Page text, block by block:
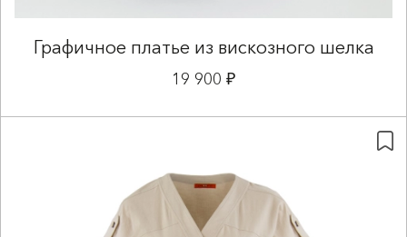
Графичное платье из вискозного шелка
19 900 ₽